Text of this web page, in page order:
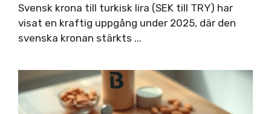
Svensk krona till turkisk lira (SEK till TRY) har
visat en kraftig uppgång under 2025, där den
svenska kronan stärkts ...